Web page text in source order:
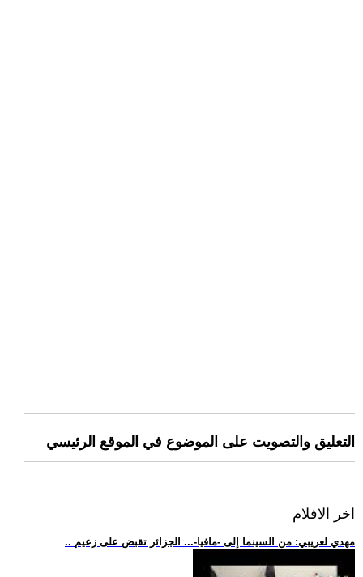
التعليق والتصويت على الموضوع في الموقع الرئيسي
اخر الافلام
.. مهدي لعريبي: من السينما إلى -مافيا-... الجزائر تقبض على زعيم